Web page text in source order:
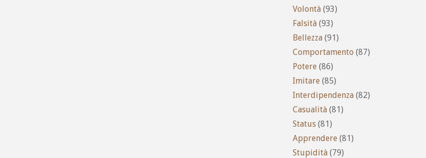
Volontà (93)
Falsità (93)
Bellezza (91)
Comportamento (87)
Potere (86)
Imitare (85)
Interdipendenza (82)
Casualità (81)
Status (81)
Apprendere (81)
Stupidità (79)